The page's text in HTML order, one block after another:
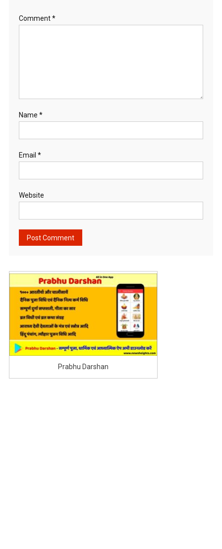
Comment*
Name *
Email *
Website
Prabhu Darshan